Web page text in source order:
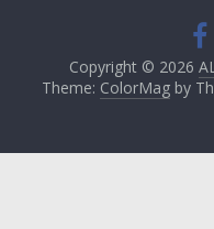
Copyright © 2026
Theme: ColorMagby